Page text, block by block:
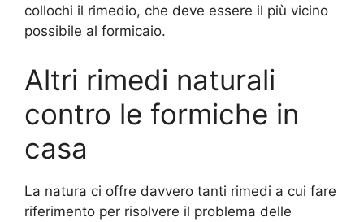
collochi il rimedio, che deve essere il più vicino
possibile al formicaio.
Altri rimedi naturali
contro le formiche in
casa
La natura ci offre davvero tanti rimedi a cui fare
riferimento per risolvere il problema delle